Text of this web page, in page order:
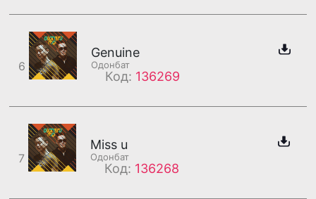
6
Genuine
Одонбат
Код: 136269
7
Miss u
Одонбат
Код: 136268